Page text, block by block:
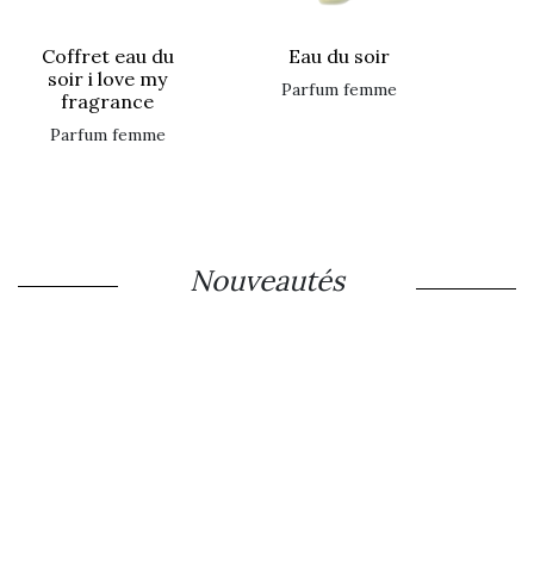
coffret eau du
soir i love my
fragrance
parfum femme
eau du soir
parfum femme
Nouveautés